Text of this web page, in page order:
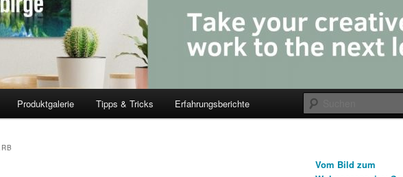
Produktgalerie Tipps & Tricks Erfahrungsberichte
Vom Bild zum